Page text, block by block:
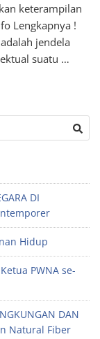
keterampilan
Lengkapnya !
adalah jendela
suatu …
DI
Hidup
PWNA se-
DAN
Natural Fiber